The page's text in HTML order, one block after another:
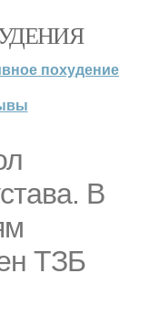
похудение
В
ТЗБ